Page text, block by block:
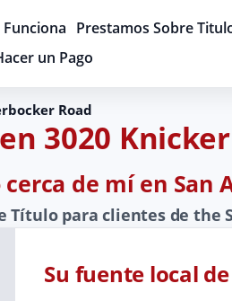
Funciona Prestamos Sobre
un Pago
Road
3020
de mí en San
Título para clientes de the
Su fuente local